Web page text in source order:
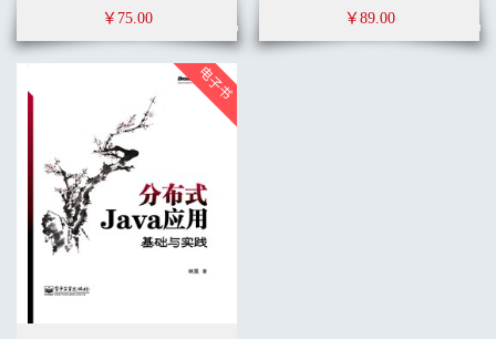
￥75.00 ￥89.00